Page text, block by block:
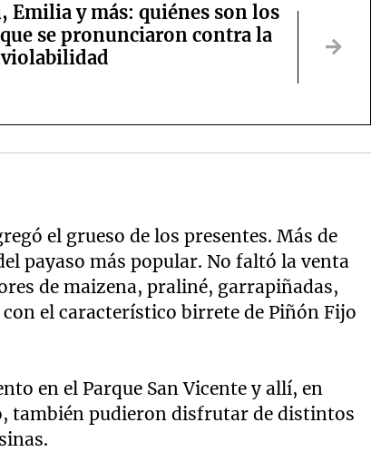
Emilia y más: quiénes son los
se pronunciaron contra la
el grueso de los presentes. Más de
payaso más popular. No faltó la venta
de maizena, praliné, garrapiñadas,
el característico birrete de Piñón Fijo
en el Parque San Vicente y allí, en
también pudieron disfrutar de distintos